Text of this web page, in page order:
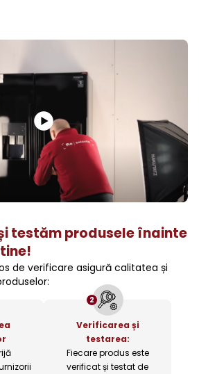
testăm produsele înainte
de verificare asigură calitatea și
2
Verificarea și
testarea:
Fiecare produs este
verificat și testat de